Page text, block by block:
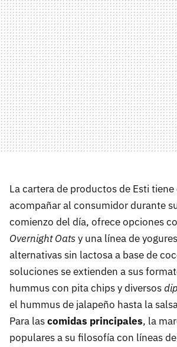
La cartera de productos de Esti
acompañar al consumidor durante
comienzo del día, ofrece opciones
Overnight Oatsy una línea de
alternativas sin lactosa a base de
soluciones se extienden a sus
hummus con pita chips y diversos
el hummus de jalapeño hasta la
Para lascomidas principales, la
populares a su filosofía con líneas de